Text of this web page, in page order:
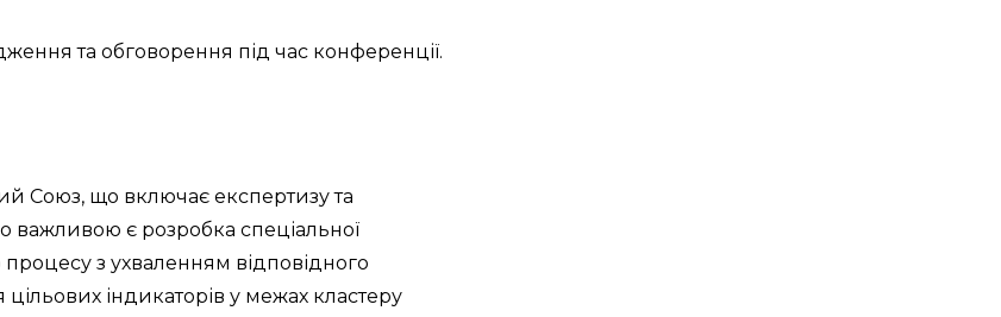
та обговорення під час конференції.
Союз, що включає експертизу та
важливою є розробка спеціальної
з ухваленням відповідного
індикаторів у межах кластеру